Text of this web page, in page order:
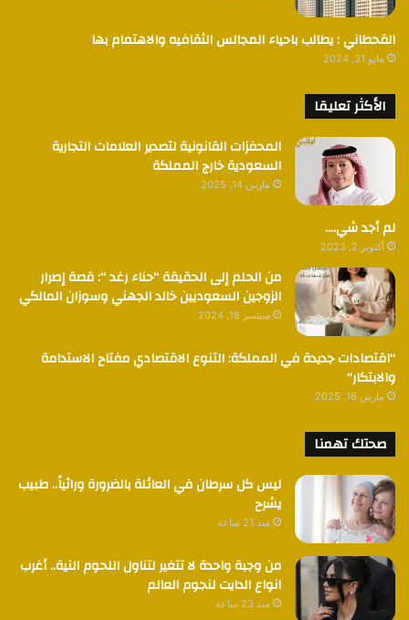
القحطاني : يطالب باحياء المجالس الثقافيه والاهتمام بها
مايو 31, 2024
الأكثر تعليقا
المحفزات القانونية لتصدير العلامات التجارية
السعودية خارج المملكة
مارس 14, 2025
لم أجد شي….
أكتوبر 2, 2023
من الحلم إلى الحقيقة “حناء رغد “: قصة إصرار
الزوجين السعوديين خالد الجهني وسوزان المالكي
سبتمبر 18, 2024
“اقتصادات جديدة في المملكة: التنوع الاقتصادي مفتاح الاستدامة
والابتكار”
مارس 16, 2025
صحتك تهمنا
ليس كل سرطان في العائلة بالضرورة وراثياً.. طبيب
يشرح
منذ 21 ساعة
من وجبة واحدة لا تتغير لتناول اللحوم النية.. أغرب
انواع الدايت لنجوم العالم
منذ 23 ساعة